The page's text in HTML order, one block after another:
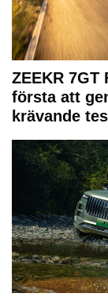
ZEEKR
första att
krävande